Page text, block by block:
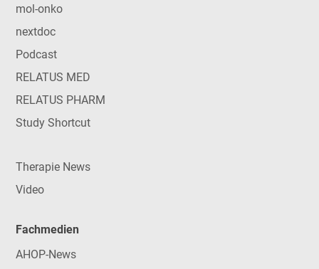
mol-onko
nextdoc
Podcast
RELATUS MED
RELATUS PHARM
Study Shortcut
Therapie News
Video
Fachmedien
AHOP-News